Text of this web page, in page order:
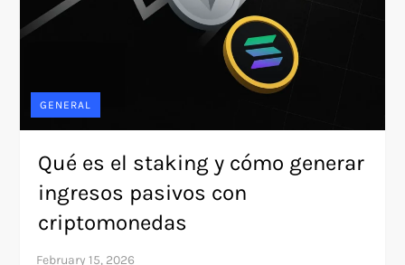
GENERAL
Qué es el staking y cómo generar
ingresos pasivos con
criptomonedas